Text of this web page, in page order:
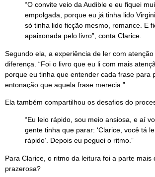
“O convite veio da Audible e eu fiquei
empolgada, porque eu já tinha lido
só tinha lido ficção mesmo, romance. E
apaixonada pelo livro”, conta Clarice.
Segundo ela, a experiência de ler com
diferença. “Foi o livro que eu li com mais
porque eu tinha que entender cada frase para
entonação que aquela frase merecia.”
Ela também compartilhou os desafios do
“Eu leio rápido, sou meio ansiosa, e aí
gente tinha que parar: ‘Clarice, você tá
rápido’. Depois eu peguei o ritmo.”
Para Clarice, o ritmo da leitura foi a parte mais
prazerosa?